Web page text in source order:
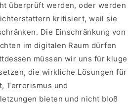
überprüft werden, oder werden
kritisiert, weil sie
Die Einschränkung von
im digitalen Raum dürfen
müssen wir uns für kluge
die wirkliche Lösungen für
Terrorismus und
bieten und nicht bloß